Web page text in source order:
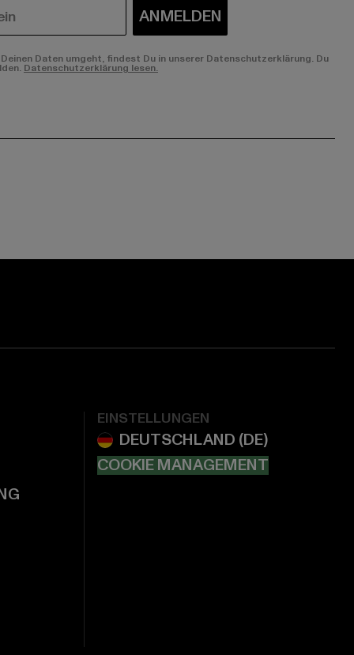
ANMELDEN
Daten umgeht, findest Du in unserer Datenschutzerklärung. Du
Datenschutzerklärung lesen.
EINSTELLUNGEN
COOKIE MANAGEMENT